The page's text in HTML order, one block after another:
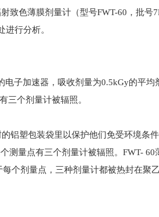
致色薄膜剂量计（型号FWT-60，批号
进行分析。
子加速器，吸收剂量为0.5kGy的平均
三个剂量计被辐照。
铝塑包装袋里以保护他们免受环境条
测量点有三个剂量计被辐照。FWT-
个剂量点，三种剂量计都被热封在聚